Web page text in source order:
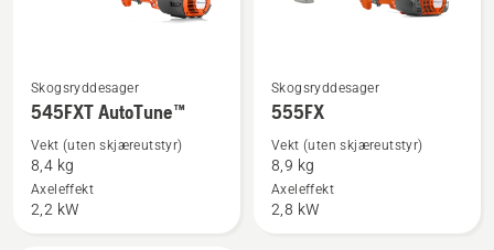
Se
flere
detaljer
om
545FXT
AutoTune™
Skogsryddesager
545FXT AutoTune™
Vekt (uten skjæreutstyr)
8,4 kg
Axeleffekt
2,2 kW
Se
flere
detaljer
om
555FX
Skogsryddesager
555FX
Vekt (uten skjæreutstyr)
8,9 kg
Axeleffekt
2,8 kW